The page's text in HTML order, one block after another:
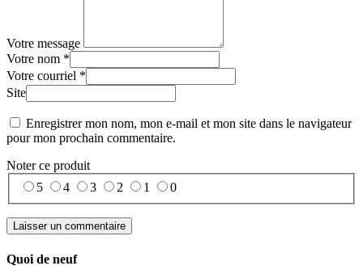
Votre message
Votre nom *
Votre courriel *
Site
Enregistrer mon nom, mon e-mail et mon site dans le navigateur
pour mon prochain commentaire.
Noter ce produit
5
4 3 2 1 0
Quoi de neuf